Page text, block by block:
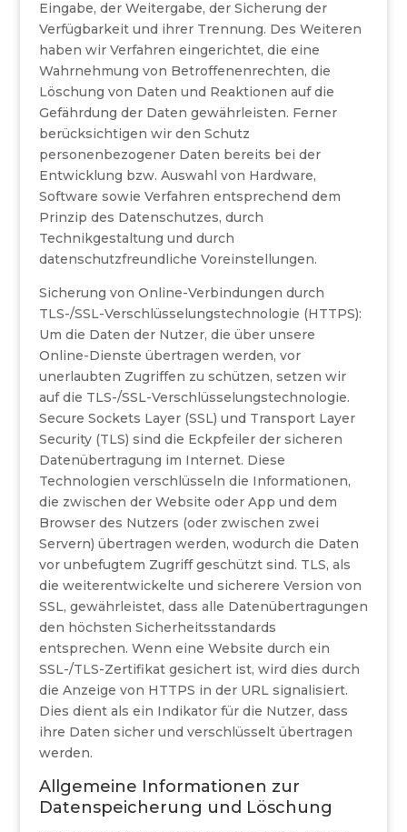
Eingabe, der Weitergabe, der Sicherung der
Verfügbarkeit und ihrer Trennung. Des Weiteren
haben wir Verfahren eingerichtet, die eine
Wahrnehmung von Betroffenenrechten, die
Löschung von Daten und Reaktionen auf die
Gefährdung der Daten gewährleisten. Ferner
berücksichtigen wir den Schutz
personenbezogener Daten bereits bei der
Entwicklung bzw. Auswahl von Hardware,
Software sowie Verfahren entsprechend dem
Prinzip des Datenschutzes, durch
Technikgestaltung und durch
datenschutzfreundliche Voreinstellungen.
Sicherung von Online-Verbindungen durch
TLS-/SSL-Verschlüsselungstechnologie (HTTPS):
Um die Daten der Nutzer, die über unsere
Online-Dienste übertragen werden, vor
unerlaubten Zugriffen zu schützen, setzen wir
auf die TLS-/SSL-Verschlüsselungstechnologie.
Secure Sockets Layer (SSL) und Transport Layer
Security (TLS) sind die Eckpfeiler der sicheren
Datenübertragung im Internet. Diese
Technologien verschlüsseln die Informationen,
die zwischen der Website oder App und dem
Browser des Nutzers (oder zwischen zwei
Servern) übertragen werden, wodurch die Daten
vor unbefugtem Zugriff geschützt sind. TLS, als
die weiterentwickelte und sicherere Version von
SSL, gewährleistet, dass alle Datenübertragungen
den höchsten Sicherheitsstandards
entsprechen. Wenn eine Website durch ein
SSL-/TLS-Zertifikat gesichert ist, wird dies durch
die Anzeige von HTTPS in der URL signalisiert.
Dies dient als ein Indikator für die Nutzer, dass
ihre Daten sicher und verschlüsselt übertragen
werden.
Allgemeine Informationen zur
Datenspeicherung und Löschung